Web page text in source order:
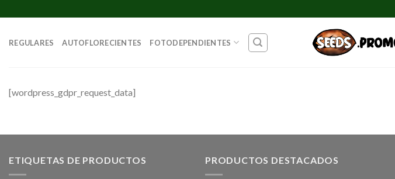
to
REGULARES AUTOFLORECIENTES FOTODEPENDIENTES
[wordpress_gdpr_request_data]
ETIQUETAS DE PRODUCTOS PRODUCTOS DESTACADOS